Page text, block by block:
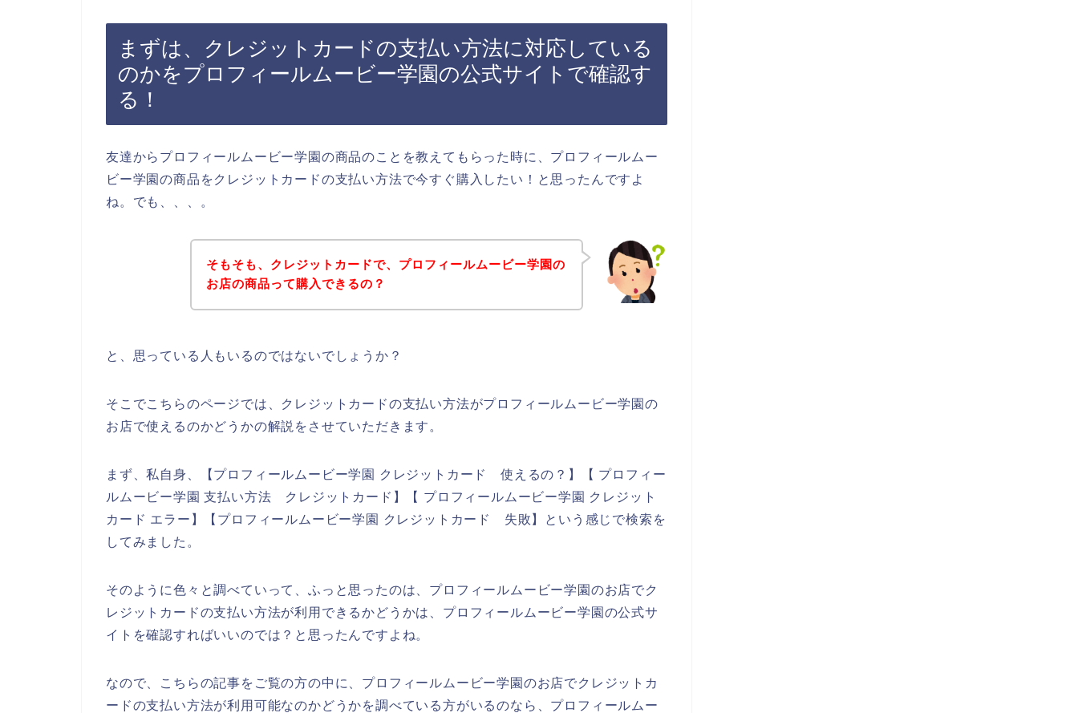
まずは、クレジットカードの支払い方法に対応している
のかをプロフィールムービー学園の公式サイトで確認す
る！
友達からプロフィールムービー学園の商品のことを教えてもらった時に、プロフィールムー
ビー学園の商品をクレジットカードの支払い方法で今すぐ購入したい！と思ったんですよ
ね。でも、、、。
そもそも、クレジットカードで、プロフィールムービー学園の
お店の商品って購入できるの？
と、思っている人もいるのではないでしょうか？
そこでこちらのページでは、クレジットカードの支払い方法がプロフィールムービー学園の
お店で使えるのかどうかの解説をさせていただきます。
まず、私自身、【プロフィールムービー学園 クレジットカード 使えるの？】【 プロフィー
ルムービー学園 支払い方法 クレジットカード】【 プロフィールムービー学園 クレジット
カード エラー】【プロフィールムービー学園 クレジットカード 失敗】という感じで検索を
してみました。
そのように色々と調べていって、ふっと思ったのは、プロフィールムービー学園のお店でク
レジットカードの支払い方法が利用できるかどうかは、プロフィールムービー学園の公式サ
イトを確認すればいいのでは？と思ったんですよね。
なので、こちらの記事をご覧の方の中に、プロフィールムービー学園のお店でクレジットカ
ードの支払い方法が利用可能なのかどうかを調べている方がいるのなら、プロフィールムー